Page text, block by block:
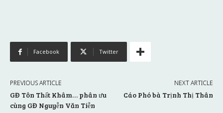
Facebook Twitter
PREVIOUS ARTICLE
GĐ Tôn Thất Khâm… phân ưu
cùng GĐ Nguyễn Văn Tiễn
NEXT ARTICLE
Cáo Phó bà Trịnh Thị Thân